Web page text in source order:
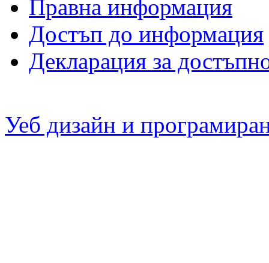
Правна информация
Достъп до информация
Декларация за
Уеб дизайн и